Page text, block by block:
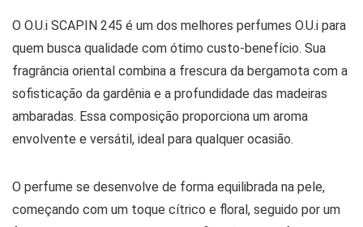
O O.U.i SCAPIN 245 é um dos melhores perfumes O.U.i para
quem busca qualidade com ótimo custo-benefício. Sua
fragrância oriental combina a frescura da bergamota com a
sofisticação da gardênia e a profundidade das madeiras
ambaradas. Essa composição proporciona um aroma
envolvente e versátil, ideal para qualquer ocasião.
O perfume se desenvolve de forma equilibrada na pele,
começando com um toque cítrico e floral, seguido por um